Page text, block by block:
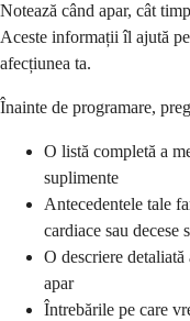
Notează când apar, cât
Aceste informații îl ajută
afecțiunea ta.
Înainte de programare,
O listă completă a
suplimente
Antecedentele tale
cardiace sau decese
O descriere
apar
Întrebările pe care